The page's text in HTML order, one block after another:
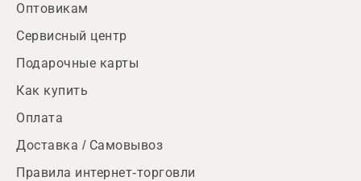
Оптовикам
Сервисный центр
Подарочные карты
Как купить
Оплата
Доставка / Самовывоз
Правила интернет-торговли